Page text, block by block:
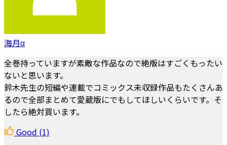
海月α
全巻持っていますが素敵な作品なので絶版はすごくもったい
ないと思います。
鈴木先生の短編や連載でコミックス未収録作品もたくさんあ
るので全部まとめて愛蔵版にでもしてほしいくらいです。そ
したら絶対買います。
Good (1)